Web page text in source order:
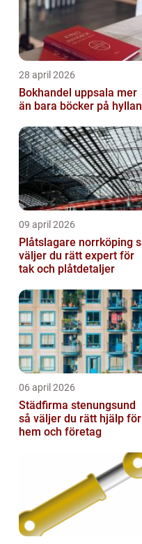
28 april 2026
Bokhandel uppsala mer
än bara böcker på hyllan
09 april 2026
Plåtslagare norrköping så
väljer du rätt expert för
tak och plåtdetaljer
06 april 2026
Städfirma stenungsund
så väljer du rätt hjälp för
hem och företag